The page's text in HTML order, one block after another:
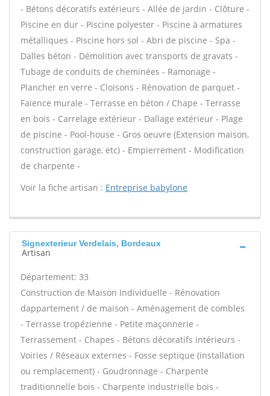
- Bétons décoratifs extérieurs - Allée de jardin - Clôture -
Piscine en dur - Piscine polyester - Piscine à armatures
métalliques - Piscine hors sol - Abri de piscine - Spa -
Dalles béton - Démolition avec transports de gravats -
Tubage de conduits de cheminées - Ramonage -
Plancher en verre - Cloisons - Rénovation de parquet -
Faïence murale - Terrasse en béton / Chape - Terrasse
en bois - Carrelage extérieur - Dallage extérieur - Plage
de piscine - Pool-house - Gros oeuvre (Extension maison,
construction garage, etc) - Empierrement - Modification
de charpente -
Voir la fiche artisan : Entreprise babylone
Signexterieur Verdelais, Bordeaux
Artisan
Département: 33
Construction de Maison Individuelle - Rénovation
dappartement / de maison - Aménagement de combles
- Terrasse tropézienne - Petite maçonnerie -
Terrassement - Chapes - Bétons décoratifs intérieurs -
Voiries / Réseaux externes - Fosse septique (installation
ou remplacement) - Goudronnage - Charpente
traditionnelle bois - Charpente industrielle bois -